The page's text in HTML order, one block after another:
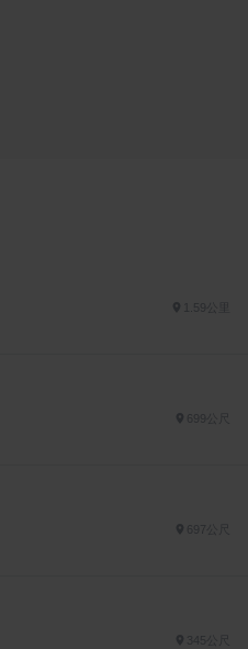
1.59公里
697公尺
345公尺